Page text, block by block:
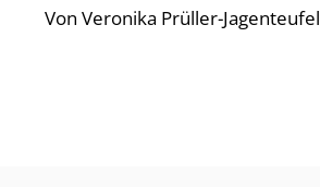
Von Veronika Prüller-Jagenteufel